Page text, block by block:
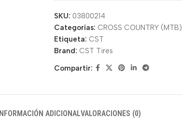
SKU: 03800214
Categorías: CROSS COUNTRY (MTB)
Etiqueta: CST
Brand: CST Tires
Compartir:
INFORMACIÓN ADICIONALVALORACIONES (0)